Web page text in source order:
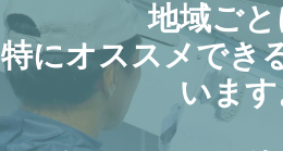
地域ごと
特にオススメでき
いま